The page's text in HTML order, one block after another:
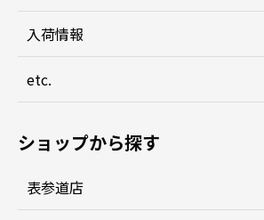
入荷情報
etc.
ショップから探す
表参道店